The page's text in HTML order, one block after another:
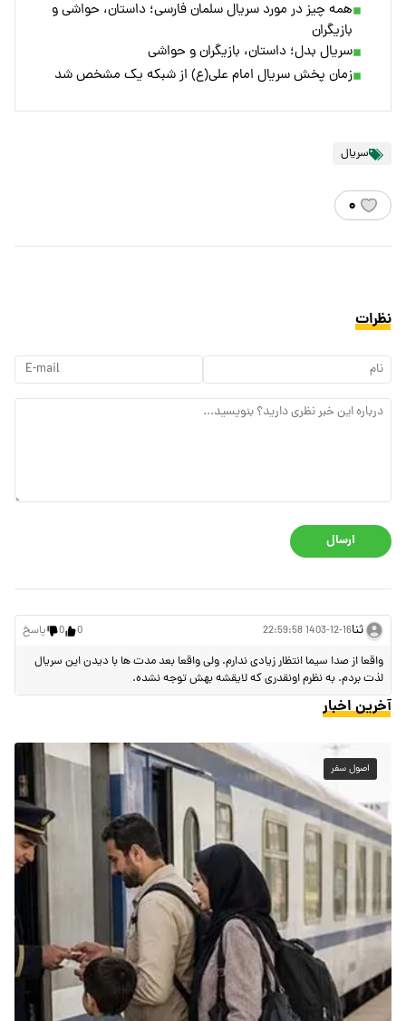
همه چیز در مورد سریال سلمان فارسی؛ داستان، حواشی و
بازیگران
سریال بدل؛ داستان، بازیگران و حواشی
زمان پخش سریال امام علی(ع) از شبکه یک مشخص شد
سریال
۰
نظرات
ارسال
ثنا1403-12-16 22:59:58
0
0 پاسخ
واقعا از صدا سیما انتظار زیادی ندارم. ولی واقعا بعد مدت ها با دیدن این سریال
لذت بردم. به نظرم اونقدری که لایقشه بهش توجه نشده.
آخرین اخبار
اصول سفر